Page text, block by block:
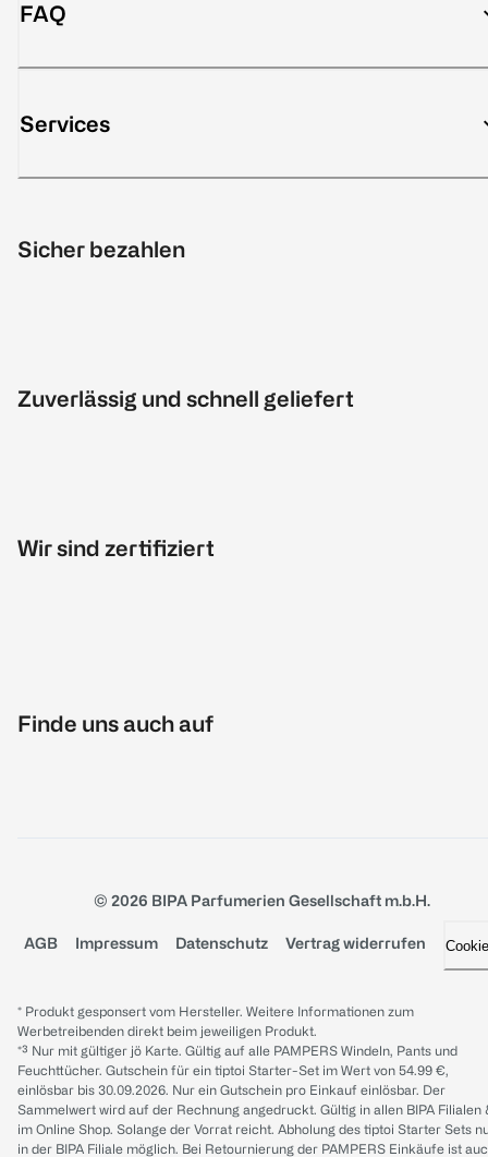
FAQ
Services
Sicher bezahlen
Zuverlässig und schnell geliefert
Wir sind zertifiziert
Finde uns auch auf
© 2026 BIPA Parfumerien Gesellschaft m.b.H.
AGB Impressum Datenschutz Vertrag widerrufen
* Produkt gesponsert vom Hersteller. Weitere Informationen zum
Werbetreibenden direkt beim jeweiligen Produkt.
*³ Nur mit gültiger jö Karte. Gültig auf alle PAMPERS Windeln, Pants und
Feuchttücher. Gutschein für ein tiptoi Starter-Set im Wert von 54.99 €,
einlösbar bis 30.09.2026. Nur ein Gutschein pro Einkauf einlösbar. Der
Sammelwert wird auf der Rechnung angedruckt. Gültig in allen BIPA Filialen
im Online Shop. Solange der Vorrat reicht. Abholung des tiptoi Starter Sets
in der BIPA Filiale möglich. Bei Retournierung der PAMPERS Einkäufe ist